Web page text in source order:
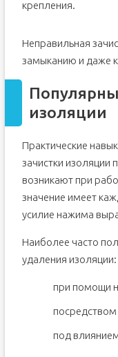
крепления.
Неправильная
замыканию и даже
изоляции
Практические
зачистки изоляции
возникают при
значение имеет
усилие нажима
Наиболее часто
удаления изоляции:
при помощи
под